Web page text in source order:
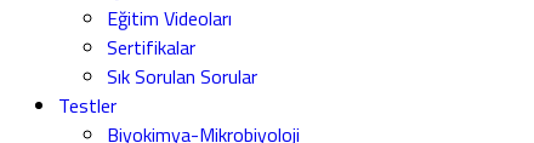
Eğitim Videoları
Sertifikalar
Sık Sorulan Sorular
Testler
Biyokimya-Mikrobiyoloji